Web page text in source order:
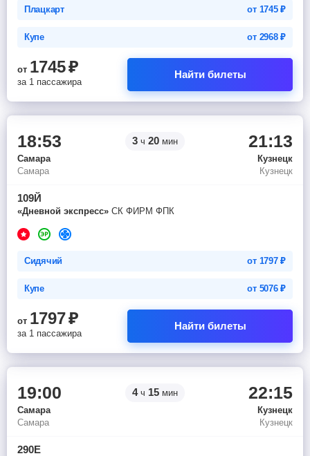
Плацкарт от 1745₽
Купе от 2968₽
от 1745₽
за 1 пассажира
Найти билеты
18:53 3 ч 20 мин 21:13
Самара
Кузнецк
Самара
Кузнецк
109Й
«Дневной экспресс» СК ФИРМ ФПК
Сидячий от 1797₽
Купе от 5076₽
от 1797₽
за 1 пассажира
Найти билеты
19:00 4ч 15 мин 22:15
Самара
Кузнецк
Самара
Кузнецк
290Е